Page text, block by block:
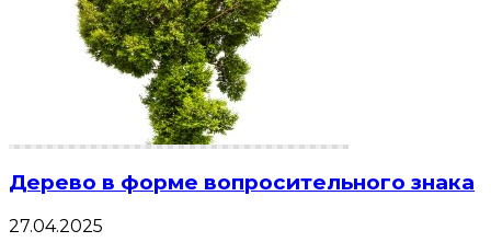
Дерево в форме вопросительного знака
27.04.2025